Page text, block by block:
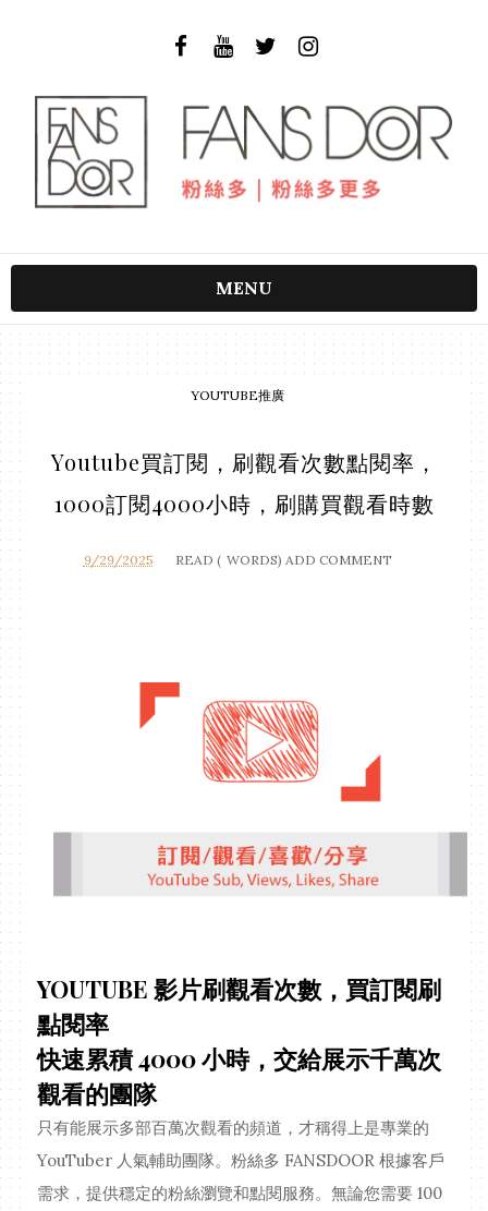
MENU
YOUTUBE推廣
Youtube買訂閱，刷觀看次數點閱率，
1000訂閱4000小時，刷購買觀看時數
9/29/2025 READ ( WORDS) ADD COMMENT
YOUTUBE 影片刷觀看次數，買訂閱刷
點閱率
快速累積 4000 小時，交給展示千萬次
觀看的團隊
只有能展示多部百萬次觀看的頻道，才稱得上是專業的
YouTuber 人氣輔助團隊。粉絲多 FANSDOOR 根據客戶
需求，提供穩定的粉絲瀏覽和點閱服務。無論您需要 100